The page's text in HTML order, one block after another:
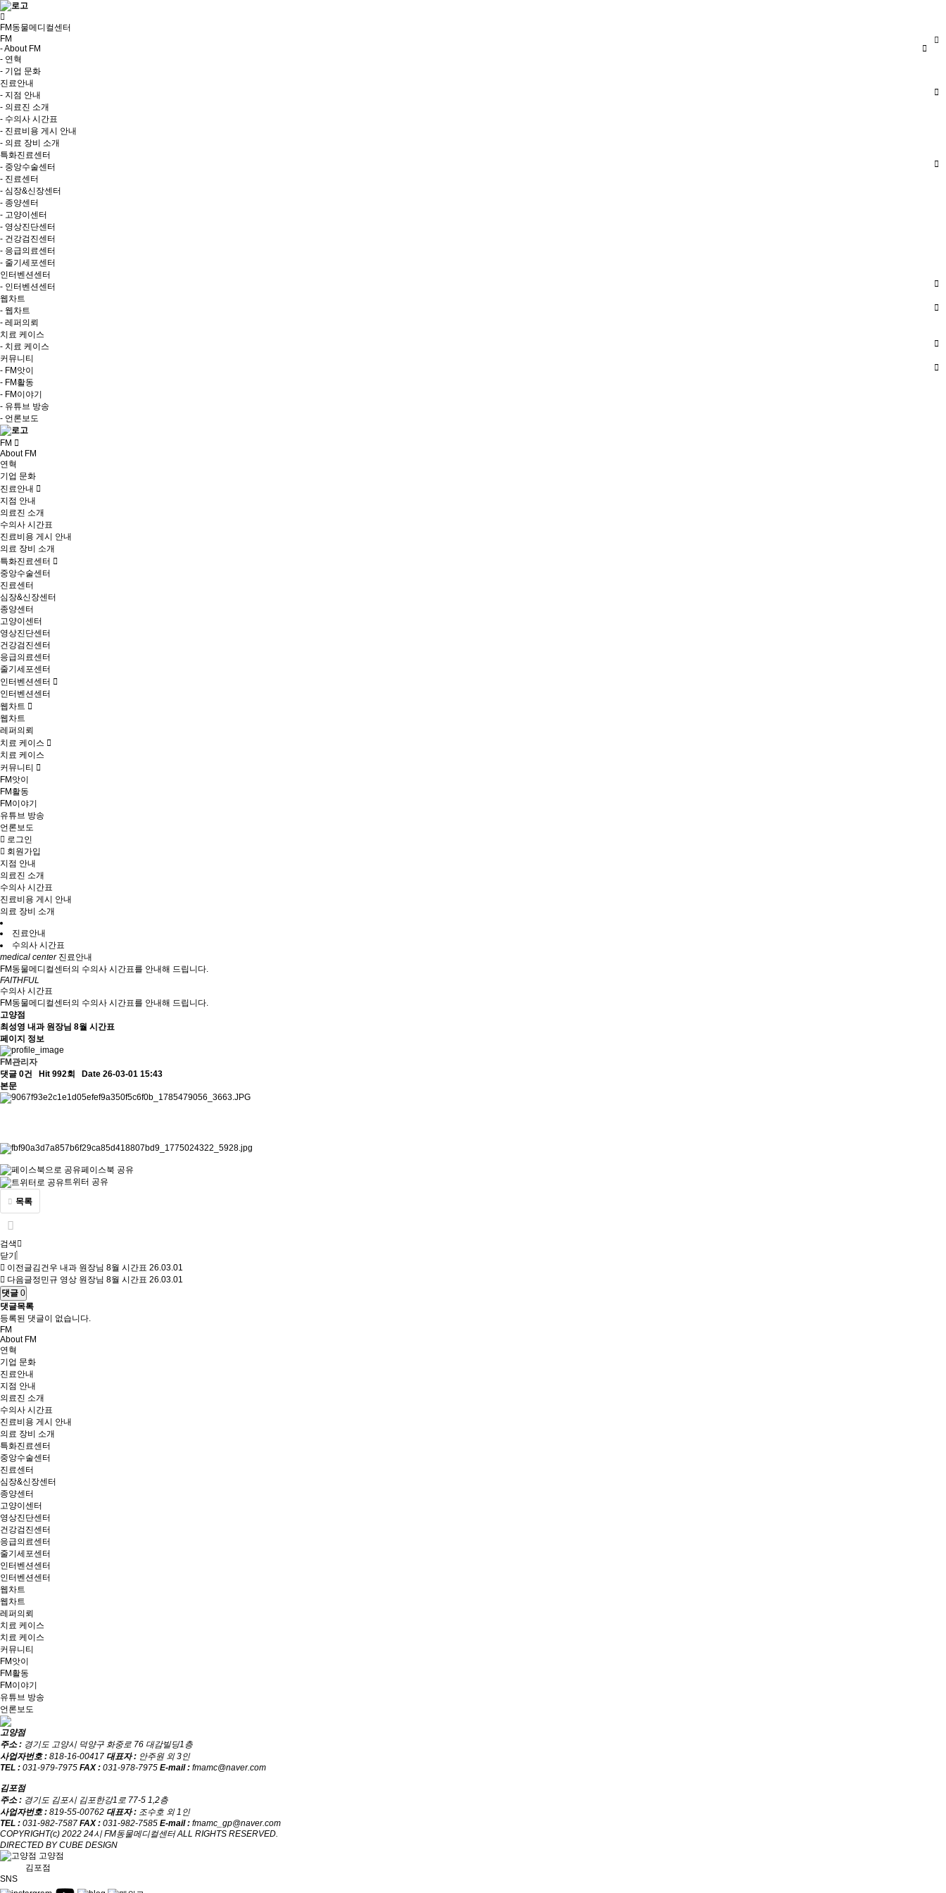
FM동물메디컬센터
FM
- About FM
- 연혁
- 기업 문화
진료안내
- 지점 안내
- 의료진 소개
- 수의사 시간표
- 진료비용 게시 안내
- 의료 장비 소개
특화진료센터
- 중앙수술센터
- 진료센터
- 심장&신장센터
- 종양센터
- 고양이센터
- 영상진단센터
- 건강검진센터
- 응급의료센터
- 줄기세포센터
인터벤션센터
- 인터벤션센터
웹차트
- 웹차트
- 레퍼의뢰
치료 케이스
- 치료 케이스
커뮤니티
- FM앗이
- FM활동
- FM이야기
- 유튜브 방송
- 언론보도
FM
About FM
연혁
기업 문화
진료안내
지점 안내
의료진 소개
수의사 시간표
진료비용 게시 안내
의료 장비 소개
특화진료센터
중앙수술센터
진료센터
심장&신장센터
종양센터
고양이센터
영상진단센터
건강검진센터
응급의료센터
줄기세포센터
인터벤션센터
인터벤션센터
웹차트
웹차트
레퍼의뢰
치료 케이스
치료 케이스
커뮤니티
FM앗이
FM활동
FM이야기
유튜브 방송
언론보도
로그인
회원가입
지점 안내
의료진 소개
수의사 시간표
진료비용 게시 안내
의료 장비 소개
진료안내
수의사 시간표
medical center진료안내
FM동물메디컬센터의 수의사 시간표를 안내해 드립니다.
FAITHFUL
수의사 시간표
FM동물메디컬센터의 수의사 시간표를 안내해 드립니다.
고양점
최성영 내과 원장님 8월 시간표
페이지 정보
FM관리자
댓글 0건
Hit 992회
Date 26-03-01 15:43
본문
페이스북 공유
트위터 공유
목록
검색
닫기
이전글김건우 내과 원장님 8월 시간표 26.03.01
다음글정민규 영상 원장님 8월 시간표 26.03.01
댓글 0
댓글목록
등록된 댓글이 없습니다.
FM
About FM
연혁
기업 문화
진료안내
지점 안내
의료진 소개
수의사 시간표
진료비용 게시 안내
의료 장비 소개
특화진료센터
중앙수술센터
진료센터
심장&신장센터
종양센터
고양이센터
영상진단센터
건강검진센터
응급의료센터
줄기세포센터
인터벤션센터
인터벤션센터
웹차트
웹차트
레퍼의뢰
치료 케이스
치료 케이스
커뮤니티
FM앗이
FM활동
FM이야기
유튜브 방송
언론보도
고양점
주소 : 경기도 고양시 덕양구 화중로 76 대감빌딩1층
사업자번호 : 818-16-00417 대표자 : 안주원 외 3인
TEL : 031-979-7975 FAX : 031-978-7975 E-mail : fmamc@naver.com
김포점
주소 : 경기도 김포시 김포한강1로 77-5 1,2층
사업자번호 : 819-55-00762 대표자 : 조수호 외 1인
TEL : 031-982-7587 FAX : 031-982-7585 E-mail : fmamc_gp@naver.com
COPYRIGHT(c) 2022 24시 FM동물메디컬센터 ALL RIGHTS RESERVED.
DIRECTED BY CUBE DESIGN
고양점
김포점
SNS